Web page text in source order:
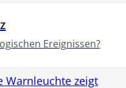
Ereignissen?